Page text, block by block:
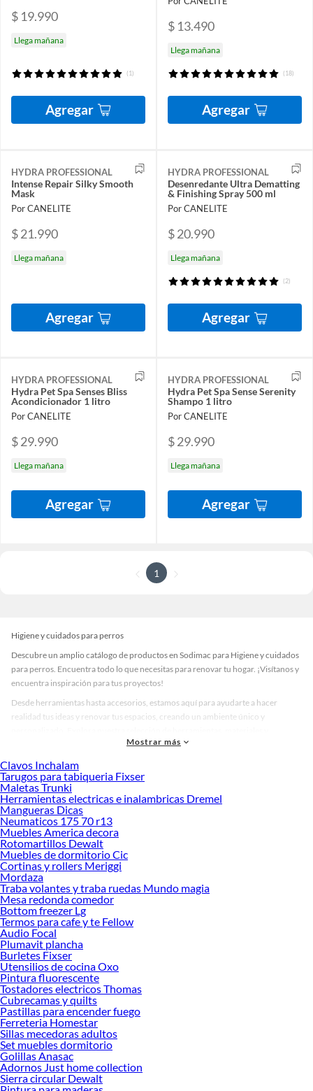
$ 19.990
Llega mañana
(1)
Agregar
$ 13.490
Llega mañana
(18)
Agregar
HYDRA PROFESSIONAL
Intense Repair Silky Smooth
Mask
Por CANELITE
$ 21.990
Llega mañana
Agregar
HYDRA PROFESSIONAL
Desenredante Ultra Dematting
& Finishing Spray 500 ml
Por CANELITE
$ 20.990
Llega mañana
(2)
Agregar
HYDRA PROFESSIONAL
Hydra Pet Spa Senses Bliss
Acondicionador 1 litro
Por CANELITE
$ 29.990
Llega mañana
Agregar
HYDRA PROFESSIONAL
Hydra Pet Spa Sense Serenity
Shampo 1 litro
Por CANELITE
$ 29.990
Llega mañana
Agregar
1
Higiene y cuidados para perros
Descubre un amplio catálogo de productos en Sodimac para Higiene y cuidados
para perros. Encuentra todo lo que necesitas para renovar tu hogar. ¡Visítanos y
encuentra inspiración para tus proyectos!
Desde herramientas hasta accesorios, estamos aquí para ayudarte a hacer
realidad tus ideas y renovar tus espacios, creando un ambiente único y
accesorios de calidad que te ayudarán a crear un espacio más tú.
Desde remodelaciones hasta proyectos de decoración, estamos aquí para hacer
tus ideas realidad. ¡Visítanos y encuentra todo lo que tenemos para ofrecerte en
Higiene y cuidados para perros!
Explora la variedad de productos de Higiene y cuidados para perros en
Sodimac
Herramientas, materiales y accesorios de calidad para tus proyectos y
renovación de espacios. ¡Visítanos y descubre todo lo que tenemos para
ofrecerte!
Encuentra una amplia variedad de productos de Higiene y cuidados para perros
en Sodimac. Encuentra todo lo necesario para tus proyectos de renovación y
decoración. ¡Visítanos y haz tus ideas realidad!
Mostrar más
Clavos Inchalam
Tarugos para tabiqueria Fixser
Maletas Trunki
Herramientas electricas e inalambricas Dremel
Mangueras Dicas
Neumaticos 175 70 r13
Muebles America decora
Rotomartillos Dewalt
Muebles de dormitorio Cic
Cortinas y rollers Meriggi
Mordaza
Traba volantes y traba ruedas Mundo magia
Mesa redonda comedor
Bottom freezer Lg
Termos para cafe y te Fellow
Audio Focal
Plumavit plancha
Burletes Fixser
Utensilios de cocina Oxo
Pintura fluorescente
Tostadores electricos Thomas
Cubrecamas y quilts
Pastillas para encender fuego
Ferreteria Homestar
Sillas mecedoras adultos
Set muebles dormitorio
Golillas Anasac
Adornos Just home collection
Sierra circular Dewalt